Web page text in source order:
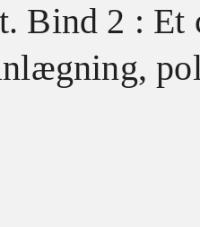
Bind 2 : Et